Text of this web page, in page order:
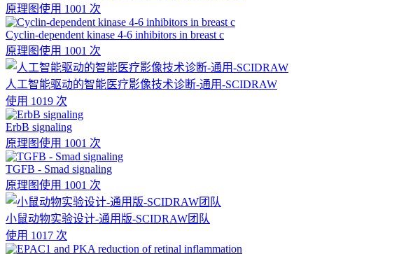
原理图使用 1001 次
Cyclin-dependent kinase 4-6 inhibitors in breast c
原理图使用 1001 次
人工智能驱动的智能医疗影像技术诊断-通用-SCIDRAW
使用 1019 次
ErbB signaling
原理图使用 1001 次
TGFB - Smad signaling
原理图使用 1001 次
小鼠动物实验设计-通用版-SCIDRAW团队
使用 1017 次